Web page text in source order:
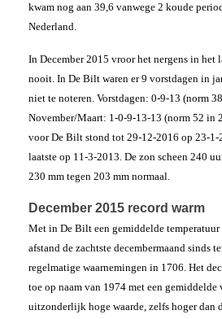
kwam nog aan 39,6 vanwege 2 koude
Nederland.
In December 2015 vroor het nergens in het
nooit. In De Bilt waren er 9 vorstdagen in
niet te noteren. Vorstdagen: 0-9-13 (norm
November/Maart: 1-0-9-13-13 (norm 52 in
voor De Bilt stond tot 29-12-2016 op 23-1-
laatste op 11-3-2013. De zon scheen 240
230 mm tegen 203 mm normaal.
December 2015 record warm
Met in De Bilt een gemiddelde temperatuur
afstand de zachtste decembermaand sinds
regelmatige waarnemingen in 1706. Het
toe op naam van 1974 met een gemiddelde
uitzonderlijk hoge waarde, zelfs hoger dan